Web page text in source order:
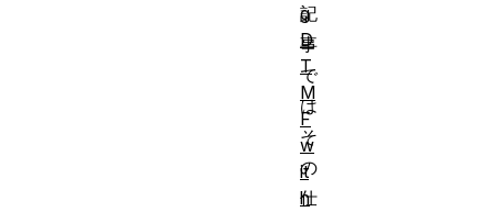
記
事
で
は
そ
の
仕
g
D
T
M
F
w
it
h